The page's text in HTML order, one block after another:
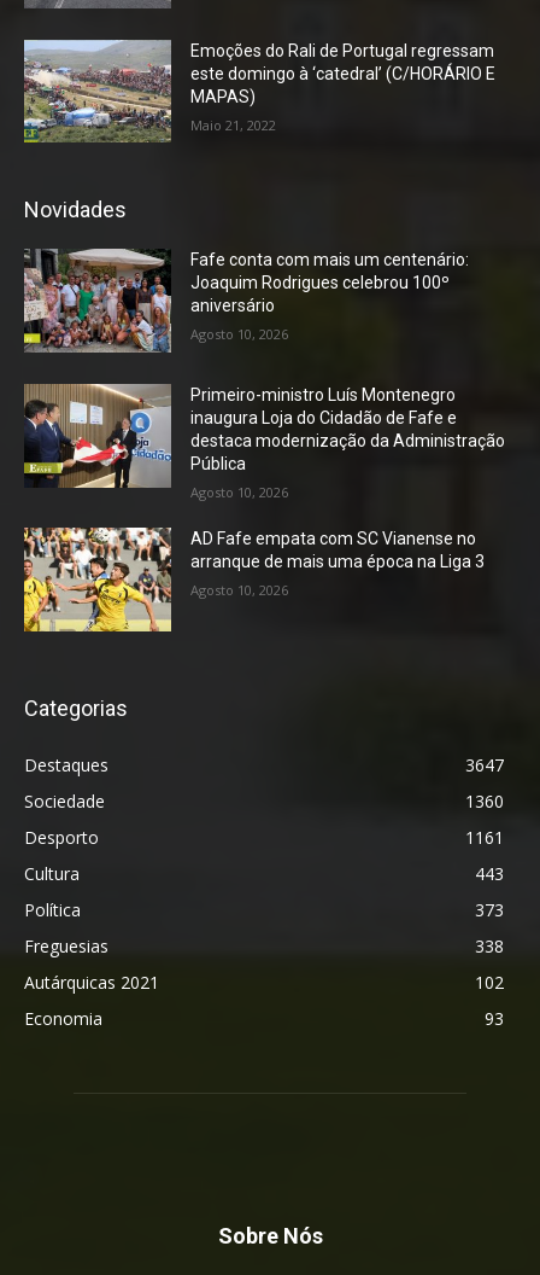
Emoções do Rali de Portugal regressam
este domingo à ‘catedral’ (C/HORÁRIO E
MAPAS)
Maio 21, 2022
Novidades
Fafe conta com mais um centenário:
Joaquim Rodrigues celebrou 100º
aniversário
Agosto 10, 2026
Primeiro-ministro Luís Montenegro
inaugura Loja do Cidadão de Fafe e
destaca modernização da Administração
Pública
Agosto 10, 2026
AD Fafe empata com SC Vianense no
arranque de mais uma época na Liga 3
Agosto 10, 2026
Categorias
Destaques
3647
Sociedade
1360
Desporto
1161
Cultura
443
Política
373
Freguesias
338
Autárquicas 2021
102
Economia
93
Sobre Nós